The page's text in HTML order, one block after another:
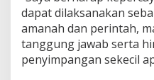
dapat dilaksanakan
amanah dan perintah,
tanggung jawab serta
penyimpangan sekecil